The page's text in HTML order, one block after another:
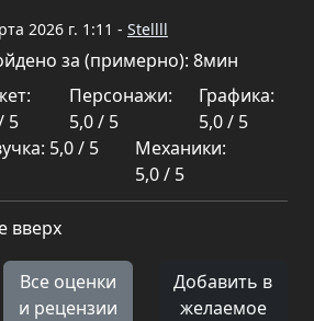
2026 г. 1:11 - Stellll
за (примерно): 8мин
5
Персонажи:
5,0 / 5
Графика:
5,0 / 5
5,0 / 5
Механики:
5,0 / 5
вверх
Все оценки
и рецензии
Добавить в
желаемое